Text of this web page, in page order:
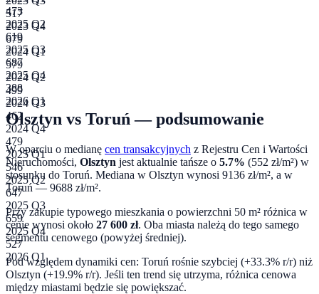
473
2025 Q2
619
2025 Q3
687
2025 Q4
388
2026 Q1
517
2023 Q4
679
2024 Q1
579
2024 Q2
499
2024 Q3
462
2024 Q4
479
2025 Q1
546
2025 Q2
647
2025 Q3
659
2025 Q4
527
2026 Q1
Olsztyn vs Toruń — podsumowanie
W oparciu o medianę cen transakcyjnych z Rejestru Cen i Wartości
Nieruchomości, Olsztyn jest aktualnie tańsze o 5.7% (552 zł/m²) w
stosunku do Toruń. Mediana w Olsztyn wynosi 9136 zł/m², a w
Toruń— 9688 zł/m².
Przy zakupie typowego mieszkania o powierzchni 50 m² różnica w
cenie wynosi około 27 600 zł. Oba miasta należą do tego samego
segmentu cenowego (powyżej średniej).
Pod względem dynamiki cen: Toruń rośnie szybciej (+33.3% r/r) niż
Olsztyn (+19.9% r/r). Jeśli ten trend się utrzyma, różnica cenowa
między miastami będzie się powiększać.